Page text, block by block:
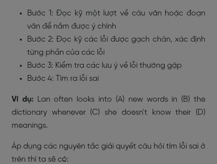
Bước 1: Đọc kỹ một lượt về câu văn hoặc đoạn
văn để nắm được ý chính
Bước 2: Đọc kỹ các lỗi được gạch chân, xác định
từng phần của các lỗi
Bước 3: Kiểm tra các lưu ý về lỗi thường gặp
Bước 4: Tìm ra lỗi sai
Ví dụ: Lan often looks into (A) new words in (B) the
dictionary whenever (C) she doesn't know their (D)
meanings.
Áp dụng các nguyên tắc giải quyết câu hỏi tìm lỗi sai ở
trên thì ta sẽ có: